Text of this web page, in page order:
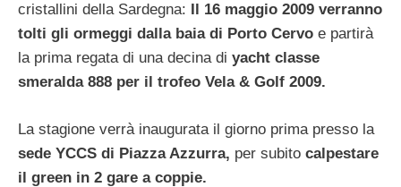
cristallini della Sardegna:
Il 16 maggio 2009 verranno
tolti gli ormeggi dalla baia di Porto Cervo e partirà
la prima regata di una decina di yacht classe
smeralda 888 per il trofeo Vela & Golf 2009.
La stagione verrà inaugurata il giorno prima presso la
sede YCCS di Piazza Azzurra, per subito calpestare
il green in 2 gare a coppie.